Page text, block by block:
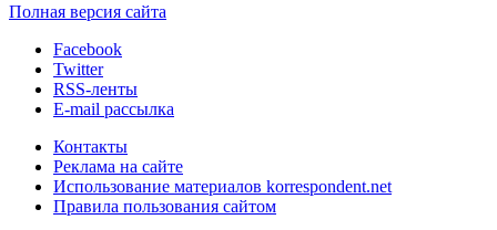
Полная версия сайта
Facebook
Twitter
RSS-ленты
E-mail рассылка
Контакты
Реклама на сайте
Использование материалов korrespondent.net
Правила пользования сайтом